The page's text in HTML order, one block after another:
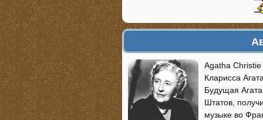
Agatha
Кларисса
Будущая
Штатов,
музыке во